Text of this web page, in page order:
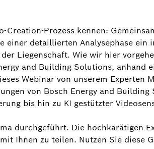
Creation-Prozess kennen:
einer detaillierten Analysephase ein
Liegenschaft. Wie wir hier
and Building Solutions, anhand
Webinar von unserem Experten
von Bosch Energy and Building
bis hin zu KI gestützter
durchgeführt. Die hochkarätigen
Ihnen zu teilen. Nutzen Sie diese